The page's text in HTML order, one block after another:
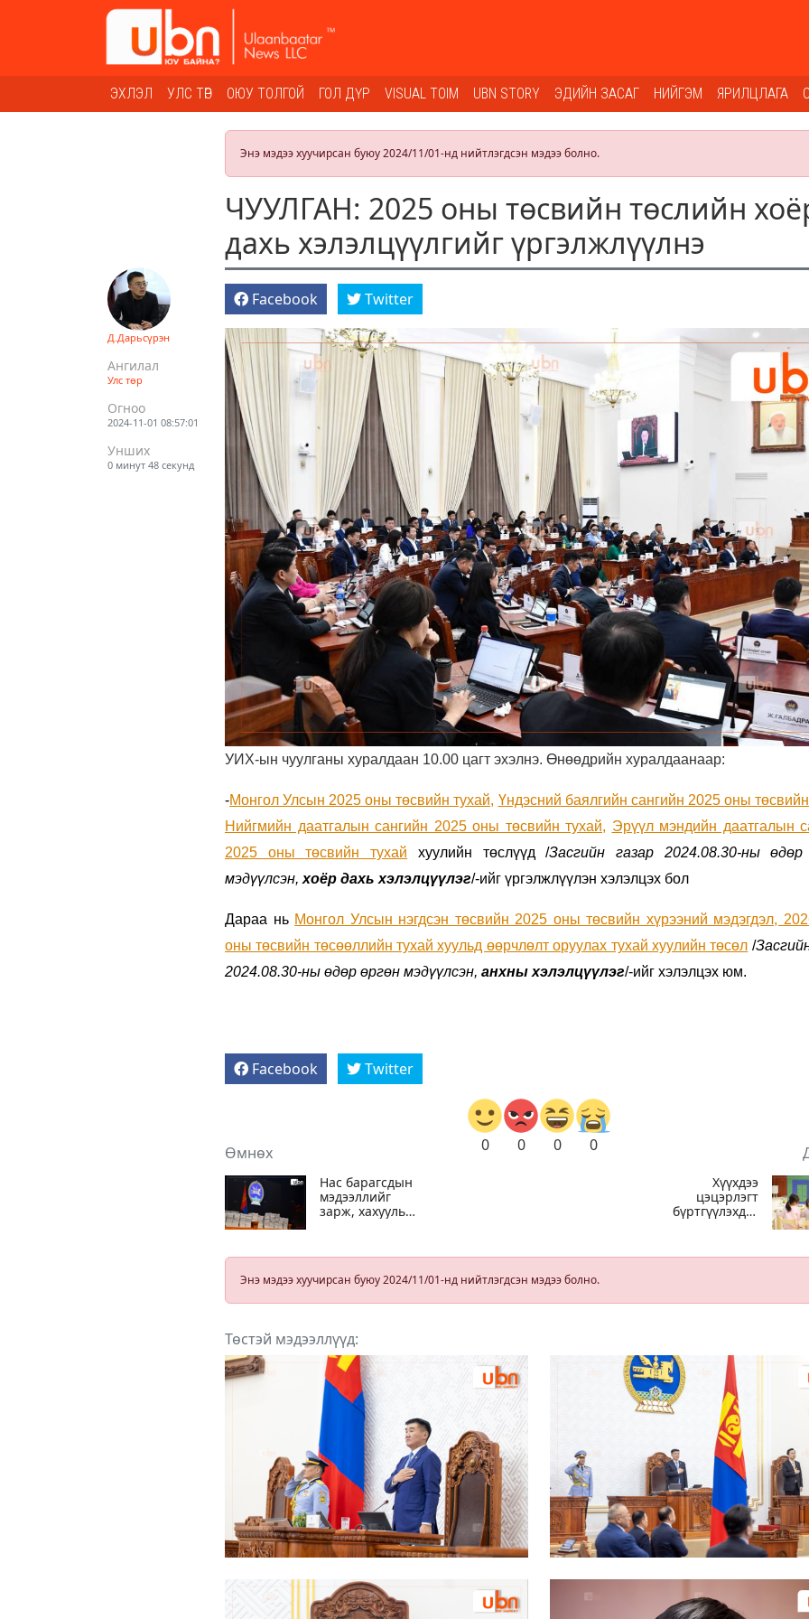
ЭХЛЭЛ УЛС ТӨР ОЮУ ТОЛГОЙ ГОЛ ДҮР VISUAL TOIM UBN STORY ЭДИЙН ЗАСАГ НИЙГЭМ ЯРИЛЦЛАГА
Энэ мэдээ хуучирсан буюу 2024/11/01-нд нийтлэгдсэн мэдээ болно.
ЧУУЛГАН: 2025 оны төсвийн төслийн
дахь хэлэлцүүлгийг үргэлжлүүлнэ
Д.Дарьсүрэн
Ангилал
Улс төр
Огноо
2024-11-01 08:57:01
Унших
0 минут 48 секунд
Facebook Twitter
УИХ-ын чуулганы хуралдаан 10.00 цагт эхэлнэ. Өнөөдрийн хуралдаанаар:
-Монгол Улсын 2025 оны төсвийн тухай, Үндэсний баялгийн сангийн 2025 оны
Нийгмийн даатгалын сангийн 2025 оны төсвийн тухай, Эрүүл мэндийн даатгалын
2025 оны төсвийн тухай хуулийн төслүүд /Засгийн газар 2024.08.30-ны өдөр
мэдүүлсэн, хоёр дахь хэлэлцүүлэг/-ийг үргэлжлүүлэн хэлэлцэх бол
Дараа нь Монгол Улсын нэгдсэн төсвийн 2025 оны төсвийн хүрээний мэдэгдэл,
оны төсвийн төсөөллийн тухай хуульд өөрчлөлт оруулах тухай хуулийн төсөл /
2024.08.30-ны өдөр өргөн мэдүүлсэн, анхны хэлэлцүүлэг/-ийг хэлэлцэх юм.
Facebook Twitter
0 0 0 0
Өмнөх
Нас барагсдын
мэдээллийг
зарж, хахууль
нарыг өнөөдөр
Хүүхдээ
цэцэрлэгт
бүртгүүлэхдээ
Энэ мэдээ хуучирсан буюу 2024/11/01-нд нийтлэгдсэн мэдээ болно.
Төстэй мэдээллүүд: